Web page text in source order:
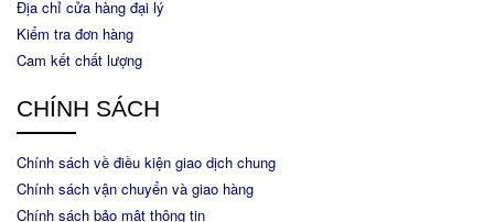
Địa chỉ cửa hàng đại lý
Kiểm tra đơn hàng
Cam kết chất lượng
CHÍNH SÁCH
Chính sách về điều kiện giao dịch chung
Chính sách vận chuyển và giao hàng
Chính sách bảo mật thông tin